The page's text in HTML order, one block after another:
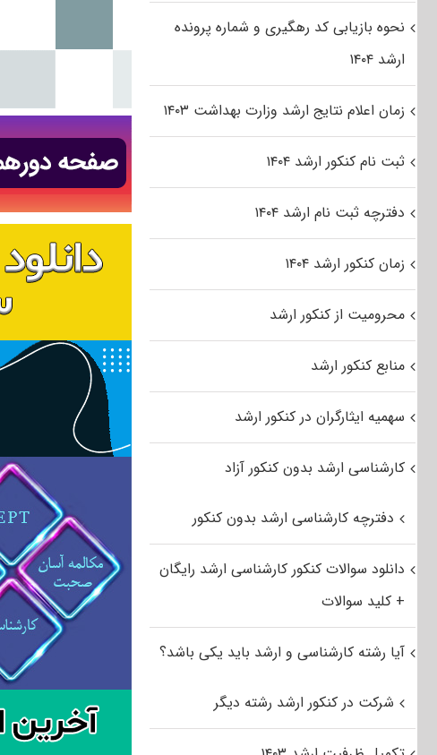
نحوه بازیابی کد رهگیری و شماره پرونده
ارشد ۱۴۰۴
زمان اعلام نتایج ارشد وزارت بهداشت ۱۴۰۳
ثبت نام کنکور ارشد ۱۴۰۴
دفترچه ثبت نام ارشد ۱۴۰۴
زمان کنکور ارشد ۱۴۰۴
محرومیت از کنکور ارشد
منابع کنکور ارشد
سهمیه ایثارگران در کنکور ارشد
کارشناسی ارشد بدون کنکور آزاد
دفترچه کارشناسی ارشد بدون کنکور
دانلود سوالات کنکور کارشناسی ارشد رایگان
+ کلید سوالات
آیا رشته کارشناسی و ارشد باید یکی باشد؟
شرکت در کنکور ارشد رشته دیگر